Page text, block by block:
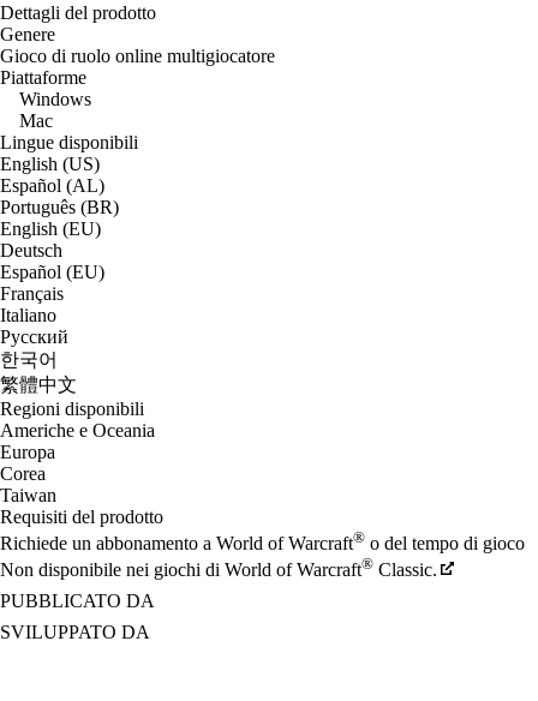
Dettagli del prodotto
Genere
Gioco di ruolo online multigiocatore
Piattaforme
Windows
Mac
Lingue disponibili
English (US)
Español (AL)
Português (BR)
English (EU)
Deutsch
Español (EU)
Français
Italiano
Русский
한국어
繁體中文
Regioni disponibili
Americhe e Oceania
Europa
Corea
Taiwan
Requisiti del prodotto
Richiede un abbonamento a World of Warcraft® o del tempo di gioco
Non disponibile nei giochi di World of Warcraft® Classic.
PUBBLICATO DA
SVILUPPATO DA